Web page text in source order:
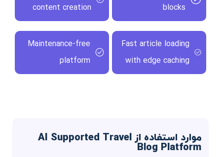
blocks
content creation
Fast article loading
with edge caching
Maintenance-free
platform
موارد استفاده از AI Supported Travel
Blog Platform